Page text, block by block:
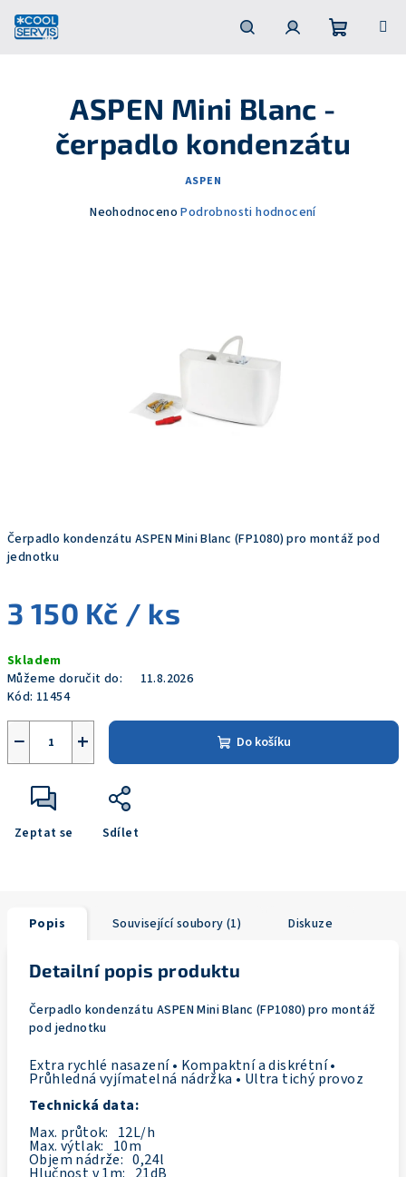
obsah
Čerpadlo kondenzátu ASPEN Mini Blanc (FP1080) pro montáž pod
jednotku
3 150 Kč / ks
cena:
Skladem
Můžeme doručit do:
11.8.2026
Kód: 11454
+
− Do košíku
Zeptat se Sdílet
ASPEN Mini Blanc -
čerpadlo kondenzátu
ASPEN
Průměrné
Neohodnoceno Podrobnosti hodnocení
Popis Související soubory (1) Diskuze
Detailní popis produktu
Čerpadlo kondenzátu ASPEN Mini Blanc (FP1080) pro montáž
pod jednotku
Extra rychlé nasazení • Kompaktní a diskrétní •
Průhledná vyjímatelná nádržka • Ultra tichý provoz
Technická data:
Max. průtok: 12L/h
Max. výtlak: 10m
Objem nádrže: 0,24l